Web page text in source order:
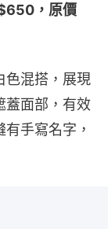
，原價
色混搭，展現
蓋面部，有效
手寫名字，